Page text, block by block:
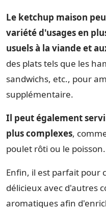
Le ketchup maison
variété d'usages en
usuels à la viande et
des plats tels que les
sandwichs, etc., pour
supplémentaire.
Il peut également
plus complexes,
poulet rôti ou le poisson.
Enfin, il est parfait pour
délicieux avec d'autres
aromatiques afin